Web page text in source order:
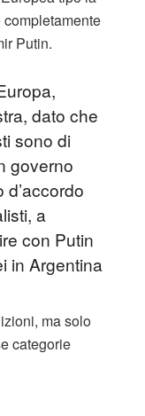
Putin.
dato che
sono di
governo
a
con Putin
in Argentina
ma solo
categorie